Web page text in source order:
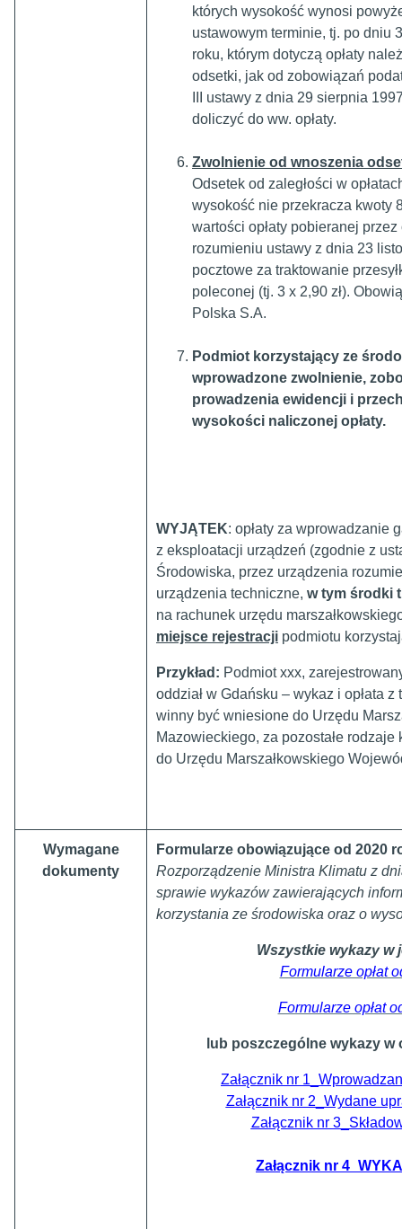
których wysokość wynosi
ustawowym terminie, tj. po dniu
roku, którym dotyczą opłaty
odsetki, jak od zobowiązań
III ustawy z dnia 29 sierpnia
doliczyć do ww. opłaty.
Zwolnienie od wnoszenia
Odsetek od zaległości w
wysokość nie przekracza kwoty
wartości opłaty pobieranej
rozumieniu ustawy z dnia 23
pocztowe za traktowanie
poleconej (tj. 3 x 2,90 zł).
Polska S.A.
Podmiot korzystający ze
wprowadzone zwolnienie,
prowadzenia ewidencji i
wysokości naliczonej opłaty.
WYJĄTEK: opłaty za wprowadzanie
z eksploatacji urządzeń (zgodnie z
Środowiska, przez urządzenia
urządzenia techniczne, w tym środki
na rachunek urzędu
miejsce rejestracji podmiotu
Przykład: Podmiot xxx,
oddział w Gdańsku – wykaz i opłata z
winny być wniesione do Urzędu
Mazowieckiego, za pozostałe
do Urzędu Marszałkowskiego
Wymagane
dokumenty
Formularze obowiązujące od 2020
Rozporządzenie Ministra Klimatu z
sprawie wykazów zawierających
korzystania ze środowiska oraz o
Wszystkie wykazy w
Formularze opłat
Formularze opłat
lub poszczególne wykazy
Załącznik nr
Załącznik nr 2_Wydane
Załącznik nr
Załącznik nr